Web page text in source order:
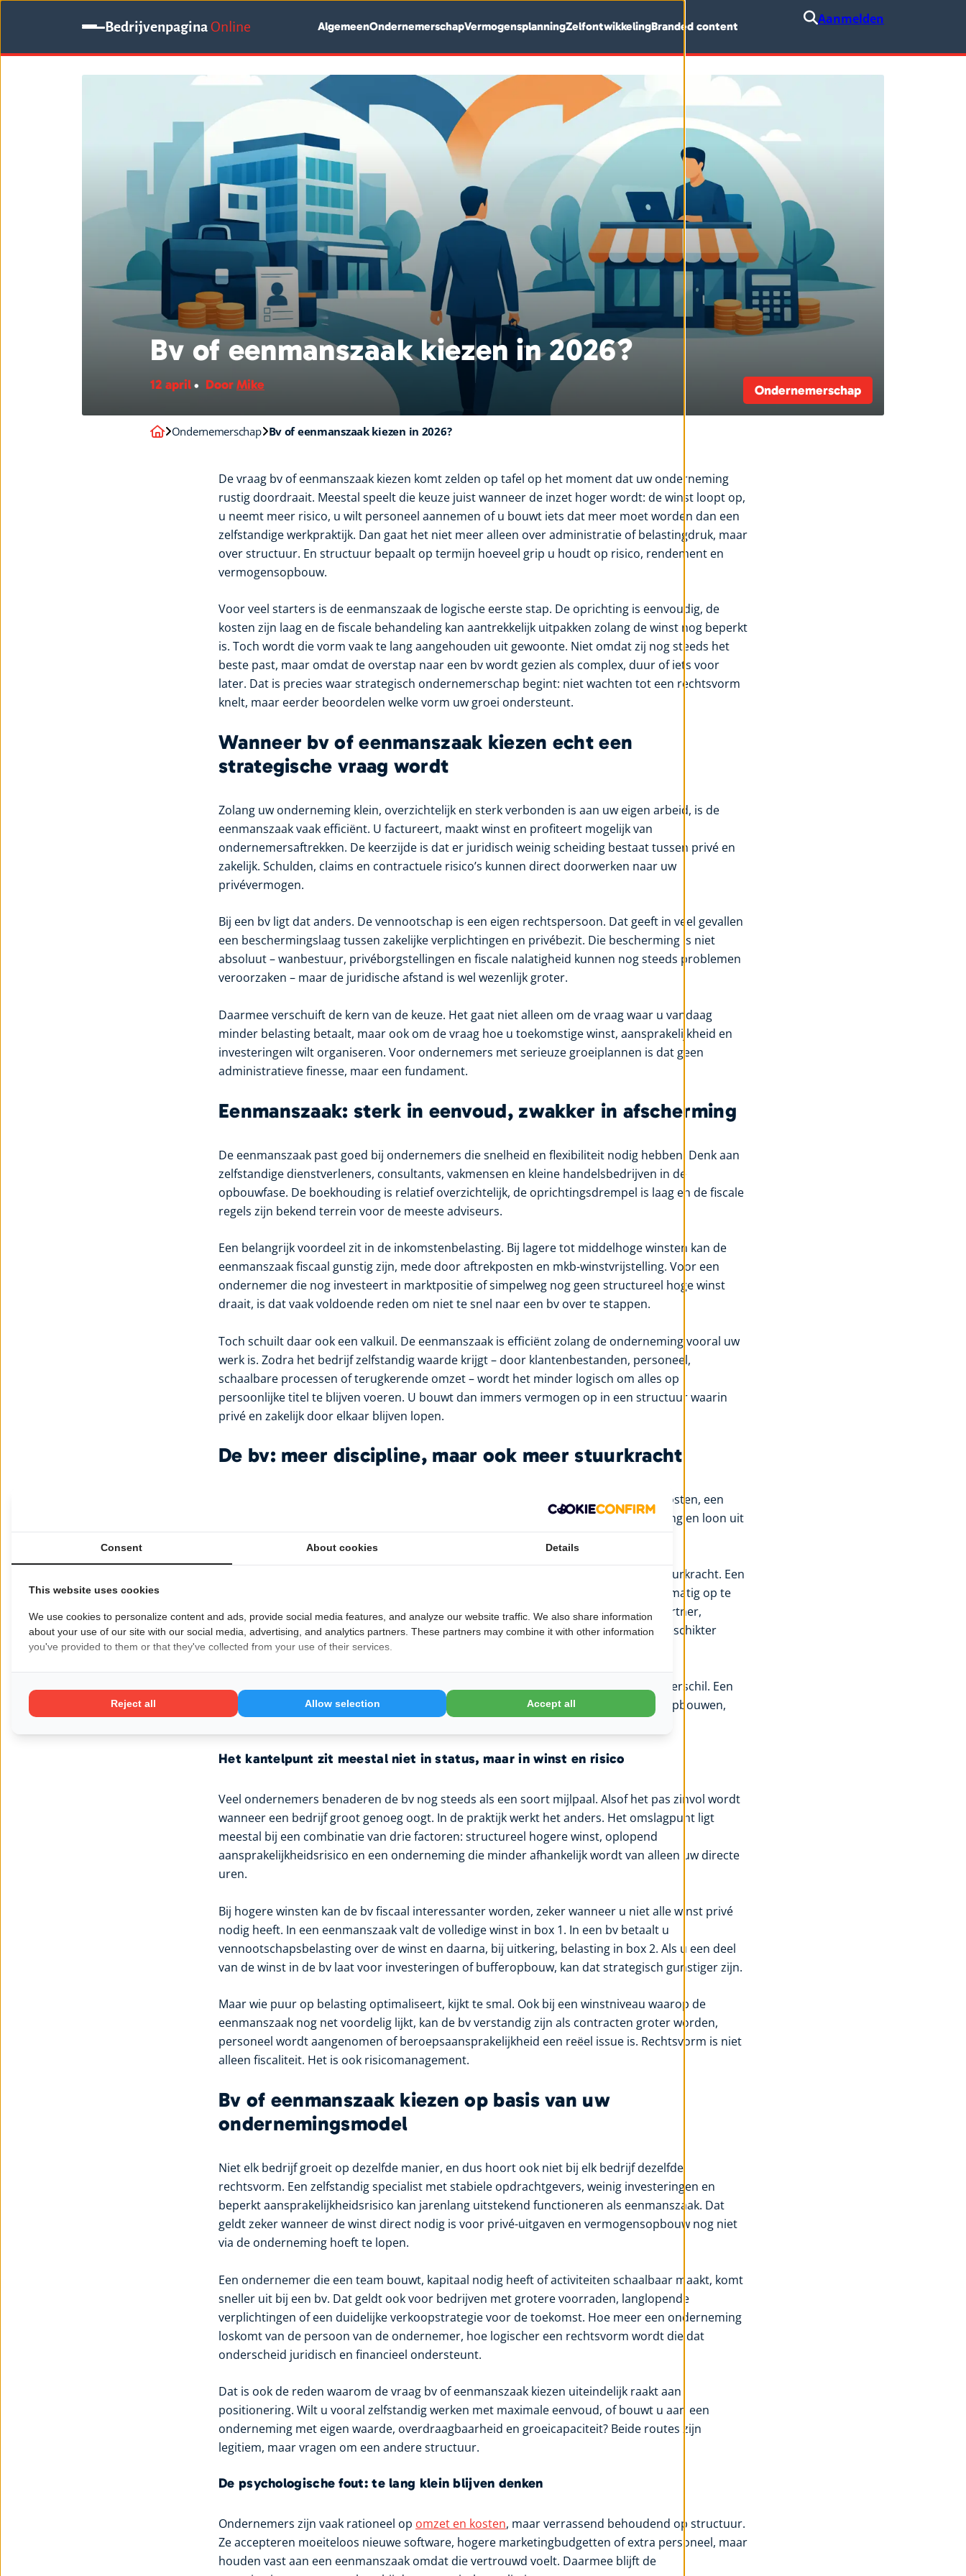
BedrijvenpaginaOnline AlgemeenOndernemerschapVermogensplanningZelfontwikkelingBranded content Aanmelden
Ondernemerschap
Bv of eenmanszaak kiezen in 2026?
12 april DoorMike
Ondernemerschap Bv of eenmanszaak kiezen in 2026?
De vraag bv of eenmanszaak kiezen komt zelden op tafel op het moment dat uw onderneming
rustig doordraait. Meestal speelt die keuze juist wanneer de inzet hoger wordt: de winst loopt op,
u neemt meer risico, u wilt personeel aannemen of u bouwt iets dat meer moet worden dan een
zelfstandige werkpraktijk. Dan gaat het niet meer alleen over administratie of belastingdruk, maar
over structuur. En structuur bepaalt op termijn hoeveel grip u houdt op risico, rendement en
vermogensopbouw.
Voor veel starters is de eenmanszaak de logische eerste stap. De oprichting is eenvoudig, de
kosten zijn laag en de fiscale behandeling kan aantrekkelijk uitpakken zolang de winst nog beperkt
is. Toch wordt die vorm vaak te lang aangehouden uit gewoonte. Niet omdat zij nog steeds het
beste past, maar omdat de overstap naar een bv wordt gezien als complex, duur of iets voor
later. Dat is precies waar strategisch ondernemerschap begint: niet wachten tot een rechtsvorm
knelt, maar eerder beoordelen welke vorm uw groei ondersteunt.
Wanneer bv of eenmanszaak kiezen echt een
strategische vraag wordt
Zolang uw onderneming klein, overzichtelijk en sterk verbonden is aan uw eigen arbeid, is de
eenmanszaak vaak efficiënt. U factureert, maakt winst en profiteert mogelijk van
ondernemersaftrekken. De keerzijde is dat er juridisch weinig scheiding bestaat tussen privé en
zakelijk. Schulden, claims en contractuele risico’s kunnen direct doorwerken naar uw
privévermogen.
Bij een bv ligt dat anders. De vennootschap is een eigen rechtspersoon. Dat geeft in veel gevallen
een beschermingslaag tussen zakelijke verplichtingen en privébezit. Die bescherming is niet
absoluut – wanbestuur, privéborgstellingen en fiscale nalatigheid kunnen nog steeds problemen
veroorzaken – maar de juridische afstand is wel wezenlijk groter.
Daarmee verschuift de kern van de keuze. Het gaat niet alleen om de vraag waar u vandaag
minder belasting betaalt, maar ook om de vraag hoe u toekomstige winst, aansprakelijkheid en
investeringen wilt organiseren. Voor ondernemers met serieuze groeiplannen is dat geen
administratieve finesse, maar een fundament.
Eenmanszaak: sterk in eenvoud, zwakker in afscherming
De eenmanszaak past goed bij ondernemers die snelheid en flexibiliteit nodig hebben. Denk aan
zelfstandige dienstverleners, consultants, vakmensen en kleine handelsbedrijven in de
opbouwfase. De boekhouding is relatief overzichtelijk, de oprichtingsdrempel is laag en de fiscale
regels zijn bekend terrein voor de meeste adviseurs.
Een belangrijk voordeel zit in de inkomstenbelasting. Bij lagere tot middelhoge winsten kan de
eenmanszaak fiscaal gunstig zijn, mede door aftrekposten en mkb-winstvrijstelling. Voor een
ondernemer die nog investeert in marktpositie of simpelweg nog geen structureel hoge winst
draait, is dat vaak voldoende reden om niet te snel naar een bv over te stappen.
Toch schuilt daar ook een valkuil. De eenmanszaak is efficiënt zolang de onderneming vooral uw
werk is. Zodra het bedrijf zelfstandig waarde krijgt – door klantenbestanden, personeel,
schaalbare processen of terugkerende omzet – wordt het minder logisch om alles op
persoonlijke titel te blijven voeren. U bouwt dan immers vermogen op in een structuur waarin
privé en zakelijk door elkaar blijven lopen.
De bv: meer discipline, maar ook meer stuurkracht
Een bv brengt meer formaliteiten met zich mee. U krijgt te maken met oprichtingskosten, een
zwaardere administratie, jaarstukken en de fiscale logica van vennootschapsbelasting en loon uit
eigen onderneming. Dat vraagt meer discipline en meestal ook beter advies.
Daar staat iets tegenover wat voor serieuze ondernemers vaak zwaarder weegt: stuurkracht. Een
bv maakt het eenvoudiger om winst in de onderneming te laten, investeringen planmatig op te
bouwen en eigendom te structureren. Ook als u later wilt samenwerken met een partner,
aandelen wilt uitgeven of uw bedrijf verkoopbaar wilt maken, biedt de bv een veel geschikter
kader.
Voor ondernemers die verder kijken dan het lopende boekjaar, is dat een relevant verschil. Een
eenmanszaak is vooral praktisch voor inkomen. Een bv is vaak geschikter voor het opbouwen,
Het kantelpunt zit meestal niet in status, maar in winst en risico
Veel ondernemers benaderen de bv nog steeds als een soort mijlpaal. Alsof het pas zinvol wordt
wanneer een bedrijf groot genoeg oogt. In de praktijk werkt het anders. Het omslagpunt ligt
meestal bij een combinatie van drie factoren: structureel hogere winst, oplopend
aansprakelijkheidsrisico en een onderneming die minder afhankelijk wordt van alleen uw directe
uren.
Bij hogere winsten kan de bv fiscaal interessanter worden, zeker wanneer u niet alle winst privé
nodig heeft. In een eenmanszaak valt de volledige winst in box 1. In een bv betaalt u
vennootschapsbelasting over de winst en daarna, bij uitkering, belasting in box 2. Als u een deel
van de winst in de bv laat voor investeringen of bufferopbouw, kan dat strategisch gunstiger zijn.
Maar wie puur op belasting optimaliseert, kijkt te smal. Ook bij een winstniveau waarop de
eenmanszaak nog net voordelig lijkt, kan de bv verstandig zijn als contracten groter worden,
personeel wordt aangenomen of beroepsaansprakelijkheid een reëel issue is. Rechtsvorm is niet
alleen fiscaliteit. Het is ook risicomanagement.
Bv of eenmanszaak kiezen op basis van uw
ondernemingsmodel
Niet elk bedrijf groeit op dezelfde manier, en dus hoort ook niet bij elk bedrijf dezelfde
rechtsvorm. Een zelfstandig specialist met stabiele opdrachtgevers, weinig investeringen en
beperkt aansprakelijkheidsrisico kan jarenlang uitstekend functioneren als eenmanszaak. Dat
geldt zeker wanneer de winst direct nodig is voor privé-uitgaven en vermogensopbouw nog niet
via de onderneming hoeft te lopen.
Een ondernemer die een team bouwt, kapitaal nodig heeft of activiteiten schaalbaar maakt, komt
sneller uit bij een bv. Dat geldt ook voor bedrijven met grotere voorraden, langlopende
verplichtingen of een duidelijke verkoopstrategie voor de toekomst. Hoe meer een onderneming
loskomt van de persoon van de ondernemer, hoe logischer een rechtsvorm wordt die dat
onderscheid juridisch en financieel ondersteunt.
Dat is ook de reden waarom de vraag bv of eenmanszaak kiezen uiteindelijk raakt aan
positionering. Wilt u vooral zelfstandig werken met maximale eenvoud, of bouwt u aan een
onderneming met eigen waarde, overdraagbaarheid en groeicapaciteit? Beide routes zijn
legitiem, maar vragen om een andere structuur.
De psychologische fout: te lang klein blijven denken
Ondernemers zijn vaak rationeel op omzet en kosten, maar verrassend behoudend op structuur.
Ze accepteren moeiteloos nieuwe software, hogere marketingbudgetten of extra personeel, maar
houden vast aan een eenmanszaak omdat die vertrouwd voelt. Daarmee blijft de
Consent About cookies Details
This website uses cookies
We use cookies to personalize content and ads, provide social media features, and analyze our website traffic. We also share information
about your use of our site with our social media, advertising, and analytics partners. These partners may combine it with other information
you've provided to them or that they've collected from your use of their services.
Reject all Allow selection Accept all